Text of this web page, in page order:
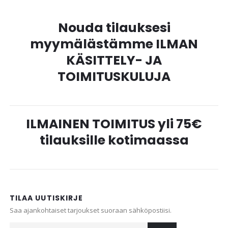
Nouda tilauksesi
myymälästämme ILMAN
KÄSITTELY- JA
TOIMITUSKULUJA
ILMAINEN TOIMITUS yli 75€
tilauksille kotimaassa
TILAA UUTISKIRJE
Saa ajankohtaiset tarjoukset suoraan sähköpostiisi.